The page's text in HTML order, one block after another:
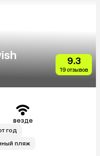
9.3
19 отзывов
везде
год
пляж